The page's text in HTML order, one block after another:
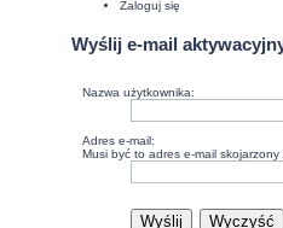
Zaloguj się
Wyślij e-mail
Nazwa użytkownika:
Adres e-mail:
Musi być to adres e-mail